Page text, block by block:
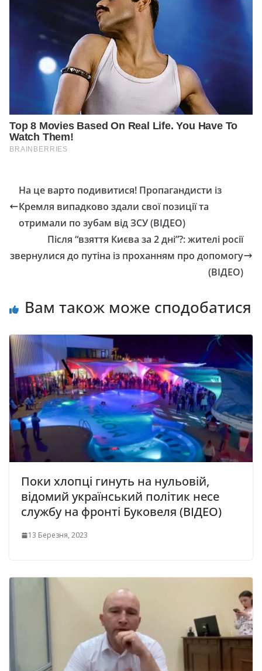
На це варто подивитися! Пропагандисти із
Кремля випадково здали свої позиції та
отримали по зубам від ЗСУ (ВІДЕО)
Після “взяття Києва за 2 дні”?: жителі росії
звернулися до путіна із проханням про допомогу
(ВІДЕО)
Вам також може сподобатися
Поки хлопці гинуть на нульовій,
відомий український політик несе
службу на фронті Буковеля (ВІДЕО)
13 Березня, 2023